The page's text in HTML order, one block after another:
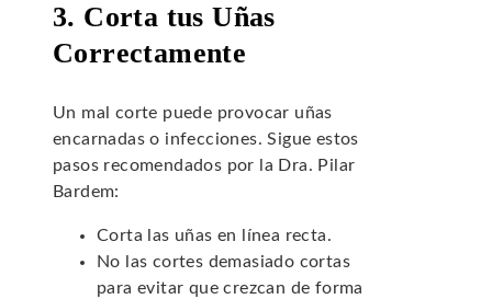
3. Corta tus Uñas
Correctamente
Un mal corte puede provocar uñas
encarnadas o infecciones. Sigue estos
pasos recomendados por la Dra. Pilar
Bardem:
Corta las uñas en línea recta.
No las cortes demasiado cortas
para evitar que crezcan de forma